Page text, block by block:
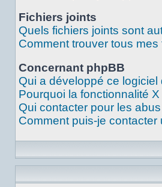
Fichiers joints
Quels fichiers joints sont
Comment trouver tous mes
Concernant phpBB
Qui a développé ce logiciel
Pourquoi la fonctionnalité
Qui contacter pour les
Comment puis-je